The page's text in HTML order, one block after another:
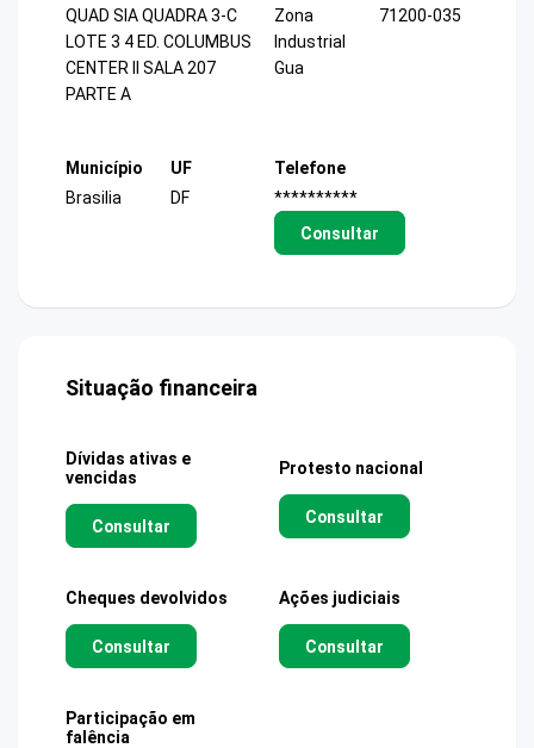
QUAD SIA QUADRA 3-C
LOTE 3 4 ED. COLUMBUS
CENTER II SALA 207
PARTE A
Zona
Industrial
Gua
71200-035
Município
Brasilia
UF
DF
Telefone
**********
Consultar
Situação financeira
Dívidas ativas e
vencidas
Consultar
Protesto nacional
Consultar
Cheques devolvidos
Consultar
Ações judiciais
Consultar
Participação em
falência